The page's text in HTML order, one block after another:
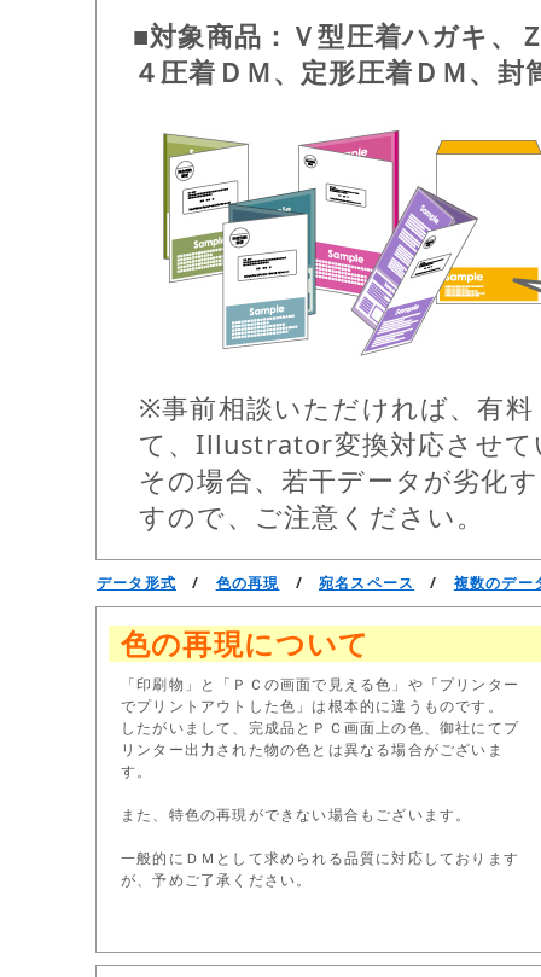
■対象商品：Ｖ型圧着ハガキ、
４圧着ＤＭ、定形圧着ＤＭ、封
※事前相談いただければ、有
て、Illustrator変換対応させて
その場合、若干データが劣化
すので、ご注意ください。
データ形式 / 色の再現 /宛名スペース / 複数のデー
色の再現について
「印刷物」と「ＰＣの画面で見える色」や「プリンター
でプリントアウトした色」は根本的に違うものです。
したがいまして、完成品とＰＣ画面上の色、御社にてプ
リンター出力された物の色とは異なる場合がございま
す。
また、特色の再現ができない場合もございます。
一般的にＤＭとして求められる品質に対応しております
が、予めご了承ください。